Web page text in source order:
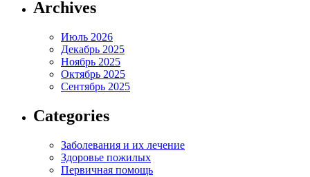
Archives
Июль 2026
Декабрь 2025
Ноябрь 2025
Октябрь 2025
Сентябрь 2025
Categories
Заболевания и их лечение
Здоровье пожилых
Первичная помощь